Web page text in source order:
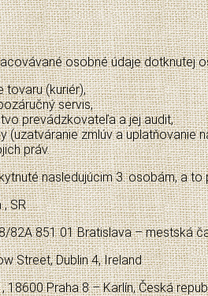
osobné údaje dotknutej
tovaru (kuriér),
servis,
prevádzkovateľa a jej audit,
(uzatváranie zmlúv a uplatňovanie
práv.
nasledujúcim 3. osobám, a
, SR
82A 851 01 Bratislava – mestská
Street, Dublin 4, Ireland
18600 Praha 8 – Karlín, Česká